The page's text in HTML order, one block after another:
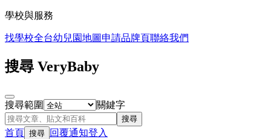
學校與服務
找學校全台幼兒園地圖 申請品牌頁聯絡我們
搜尋 VeryBaby
搜尋範圍 關鍵字
搜尋
首頁 搜尋 回覆通知登入